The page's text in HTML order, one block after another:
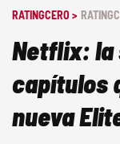
RATINGCERO >
Netflix: la
capítulos
nueva